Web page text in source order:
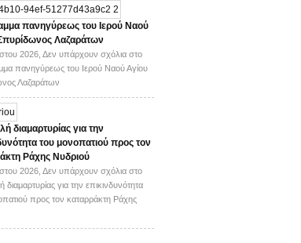
πανηγύρεως του Ιερού Ναού
Λαζαράτων
2026, Δεν υπάρχουν σχόλια στο
πανηγύρεως του Ιερού Ναού Αγίου
Λαζαράτων
διαμαρτυρίας για την
του μονοπατιού προς τον
Ράχης Νυδριού
2026, Δεν υπάρχουν σχόλια στο
διαμαρτυρίας για την επικινδυνότητα
προς τον καταρράκτη Ράχης